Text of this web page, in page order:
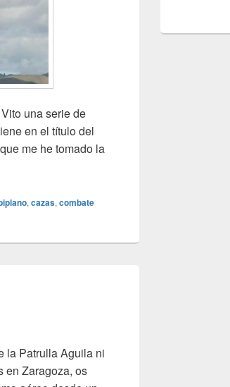
una serie de
en el título del
me he tomado la
antiguos
, cazas, combate
la Patrulla Aguila ni
en Zaragoza, os